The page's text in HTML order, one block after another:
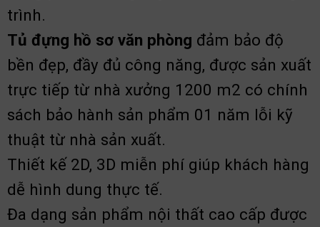
trình.
Tủ đựng hồ sơ văn phòng đảm bảo độ
bền đẹp, đầy đủ công năng, được sản xuất
trực tiếp từ nhà xưởng 1200 m2 có chính
sách bảo hành sản phẩm 01 năm lỗi kỹ
thuật từ nhà sản xuất.
Thiết kế 2D, 3D miễn phí giúp khách hàng
dễ hình dung thực tế.
Đa dạng sản phẩm nội thất cao cấp được